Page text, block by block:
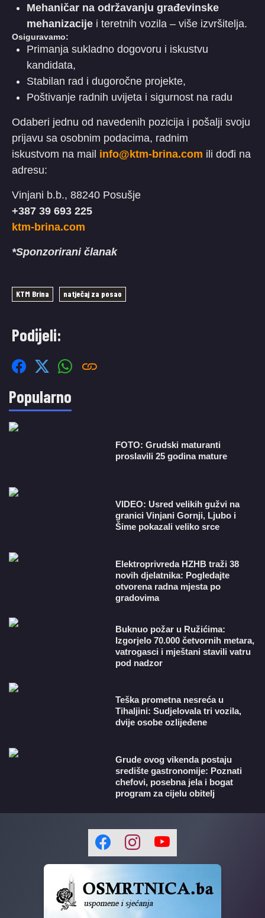
Mehaničar na održavanju građevinske
mehanizacije i teretnih vozila – više izvršitelja.
Osiguravamo:
Primanja sukladno dogovoru i iskustvu
kandidata,
Stabilan rad i dugoročne projekte,
Poštivanje radnih uvijeta i sigurnost na radu
Odaberi jednu od navedenih pozicija i pošalji svoju
prijavu sa osobnim podacima, radnim
iskustvom na mail info@ktm-brina.com ili dođi na
adresu:
Vinjani b.b., 88240 Posušje
+387 39 693 225
ktm-brina.com
*Sponzorirani članak
KTM Brina natječaj za posao
Podijeli:
Popularno
FOTO: Grudski maturanti
proslavili 25 godina mature
VIDEO: Usred velikih gužvi na
granici Vinjani Gornji, Ljubo i
Šime pokazali veliko srce
​Elektroprivreda HZHB traži 38
novih djelatnika: Pogledajte
otvorena radna mjesta po
gradovima
Buknuo požar u Ružićima:
Izgorjelo 70.000 četvornih metara,
vatrogasci i mještani stavili vatru
pod nadzor
Teška prometna nesreća u
Tihaljini: Sudjelovala tri vozila,
dvije osobe ozlijeđene
Grude ovog vikenda postaju
središte gastronomije: Poznati
chefovi, posebna jela i bogat
program za cijelu obitelj